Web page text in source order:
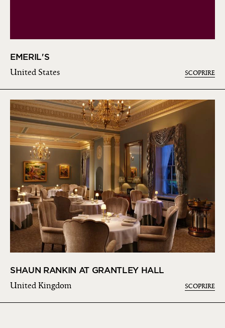
EMERIL'S
United States SCOPRIRE
SHAUN RANKIN AT GRANTLEY HALL
United Kingdom SCOPRIRE